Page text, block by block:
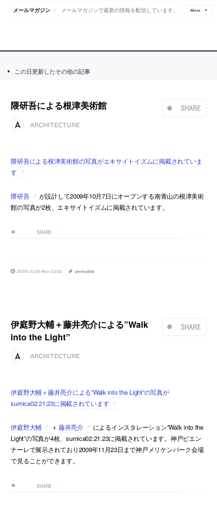
メールマガジン ／ メールマガジンで最新の情報を配信しています。 More
この日更新したその他の記事
SHARE
隈研吾による根津美術館
ARCHITECTURE
隈研吾による根津美術館の写真がエキサイトイズムに掲載されていま
す
隈研吾
が設計して2009年10月7日にオープンする南青山の根津美術
館の写真が2枚、エキサイトイズムに掲載されています。
SHARE
2009.10.05 Mon 23:02 permalink
SHARE
伊庭野大輔＋藤井亮介による”Walk
into the Light”
ARCHITECTURE
伊庭野大輔＋藤井亮介による”Walk into the Light”の写真が
sumica02:21:23に掲載されています
伊庭野大輔 ＋ 藤井亮介
によるインスタレーション”Walk into the
Light”の写真が4枚、sumica02:21:23に掲載されています。神戸ビエン
ナーレで展示されており2009年11月23日まで神戸メリケンパーク会場
で見ることができます。
SHARE